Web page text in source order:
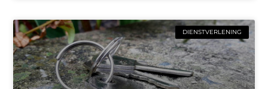
DIENSTVERLENING